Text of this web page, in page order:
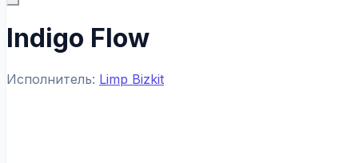
Indigo Flow
Исполнитель: Limp Bizkit